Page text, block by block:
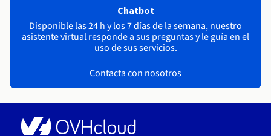
Chatbot
Disponible las 24 h y los 7 días de la semana, nuestro
asistente virtual responde a sus preguntas y le guía en el
uso de sus servicios.
Contacta con nosotros